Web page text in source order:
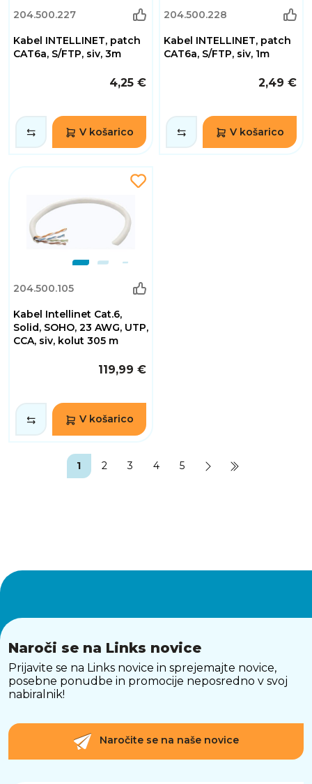
204.500.227
Kabel INTELLINET, patch
CAT6a, S/FTP, siv, 3m
4,25 €
V košarico
204.500.228
Kabel INTELLINET, patch
CAT6a, S/FTP, siv, 1m
2,49 €
V košarico
204.500.105
Kabel Intellinet Cat.6,
Solid, SOHO, 23 AWG, UTP,
CCA, siv, kolut 305 m
119,99 €
V košarico
1 2 3 4 5
Naroči se na Links novice
Prijavite se na Links novice in sprejemajte novice,
posebne ponudbe in promocije neposredno v svoj
nabiralnik!
Naročite se na naše novice